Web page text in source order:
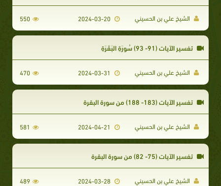
الشيخ علي بن الحسيني 550
تفسير الآيات (91- 93) سُورَةِ البَقَرَةِ
الشيخ علي بن الحسيني 470
تفسير الآيات (183- 188) من سورة البقرة
الشيخ علي بن الحسيني 581
تفسير الآيات (75- 82) من سورة البقرة
الشيخ علي بن الحسيني 489